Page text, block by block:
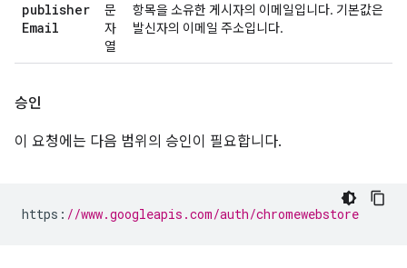
publisher
Email
문
자
열
항목을 소유한 게시자의 이메일입니다. 기본값은
발신자의 이메일 주소입니다.
승인
이 요청에는 다음 범위의 승인이 필요합니다.
https : //www.googleapis.com/auth/chromewebstore